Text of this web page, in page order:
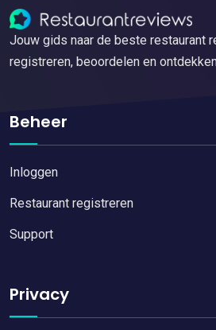
Jouw gids naar de beste restaurant
registreren, beoordelen en
Beheer
Inloggen
Restaurant registreren
Support
Privacy